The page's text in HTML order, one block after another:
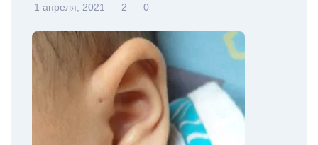
1 апреля, 2021 2 0